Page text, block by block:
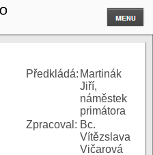
Předkládá: Martinák
Jiří,
náměstek
primátora
Zpracoval: Bc.
Vítězslava
Vičarová